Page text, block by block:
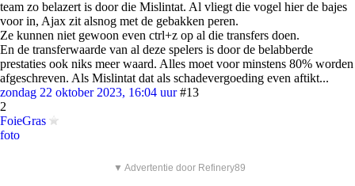
team zo belazert is door die Mislintat. Al vliegt die vogel hier de bajes
voor in, Ajax zit alsnog met de gebakken peren.
Ze kunnen niet gewoon even ctrl+z op al die transfers doen.
En de transferwaarde van al deze spelers is door de belabberde
prestaties ook niks meer waard. Alles moet voor minstens 80% worden
afgeschreven. Als Mislintat dat als schadevergoeding even aftikt...
zondag 22 oktober 2023, 16:04 uur #13
2
FoieGras
foto
▼ Advertentie door Refinery89